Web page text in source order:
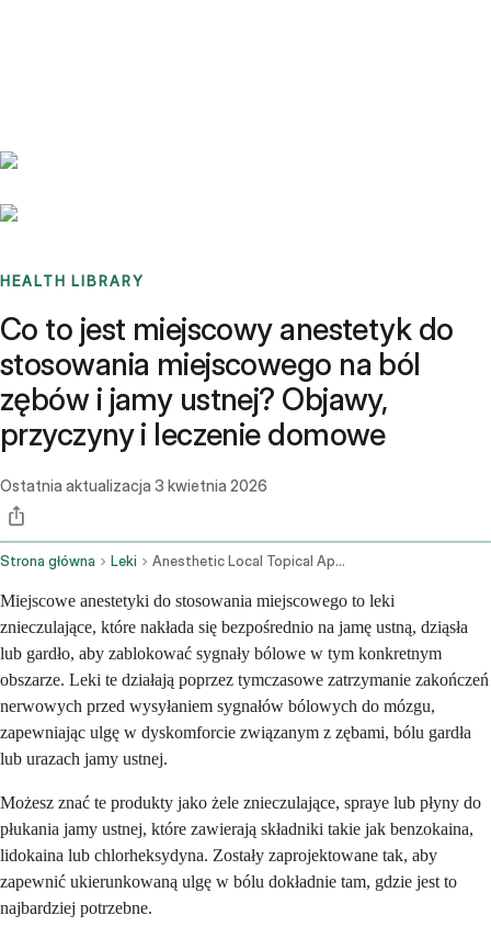
HEALTH LIBRARY
Co to jest miejscowy anestetyk do
stosowania miejscowego na ból
zębów i jamy ustnej? Objawy,
przyczyny i leczenie domowe
Ostatnia aktualizacja 3 kwietnia 2026
Strona główna Leki Anesthetic Local Topical Application Dental Buccal Mucosa Route Gargle
Miejscowe anestetyki do stosowania miejscowego to leki
znieczulające, które nakłada się bezpośrednio na jamę ustną, dziąsła
lub gardło, aby zablokować sygnały bólowe w tym konkretnym
obszarze. Leki te działają poprzez tymczasowe zatrzymanie zakończeń
nerwowych przed wysyłaniem sygnałów bólowych do mózgu,
zapewniając ulgę w dyskomforcie związanym z zębami, bólu gardła
lub urazach jamy ustnej.
Możesz znać te produkty jako żele znieczulające, spraye lub płyny do
płukania jamy ustnej, które zawierają składniki takie jak benzokaina,
lidokaina lub chlorheksydyna. Zostały zaprojektowane tak, aby
zapewnić ukierunkowaną ulgę w bólu dokładnie tam, gdzie jest to
najbardziej potrzebne.